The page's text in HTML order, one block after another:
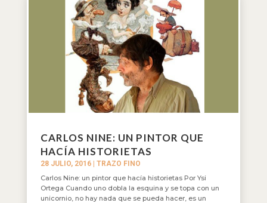
CARLOS NINE: UN PINTOR QUE
HACÍA HISTORIETAS
28 JULIO, 2016| TRAZO FINO
Carlos Nine: un pintor que hacía historietas Por Ysi
Ortega Cuando uno dobla la esquina y se topa con un
unicornio, no hay nada que se pueda hacer, es un